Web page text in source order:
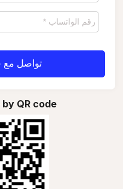
تواصل مع
QR code